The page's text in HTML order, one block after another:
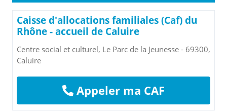
Caisse d'allocations familiales (Caf) du
Rhône - accueil de Caluire
Centre social et culturel, Le Parc de la Jeunesse - 69300,
Caluire
Appeler ma CAF